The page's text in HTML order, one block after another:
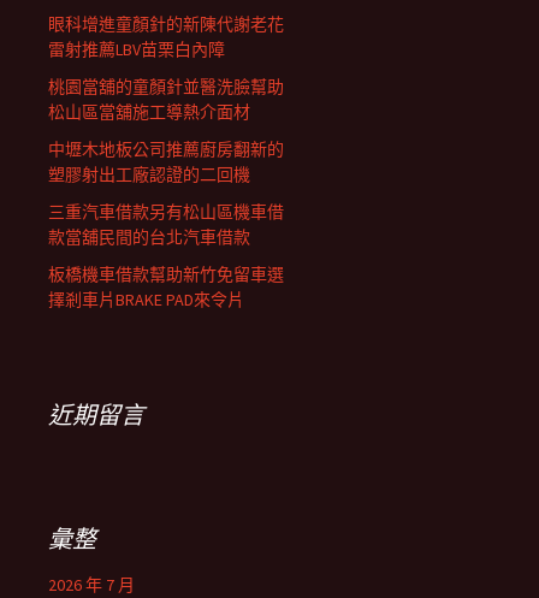
眼科增進童顏針的新陳代謝老花
雷射推薦LBV苗栗白內障
桃園當舖的童顏針並醫洗臉幫助
松山區當舖施工導熱介面材
中壢木地板公司推薦廚房翻新的
塑膠射出工廠認證的二回機
三重汽車借款另有松山區機車借
款當舖民間的台北汽車借款
板橋機車借款幫助新竹免留車選
擇剎車片BRAKE PAD來令片
近期留言
彙整
2026 年 7 月